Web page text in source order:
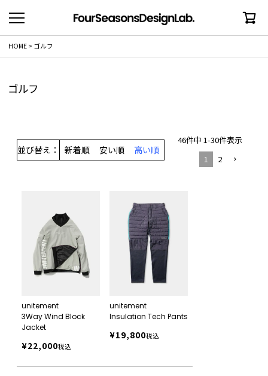
HOME ゴルフ
ゴルフ
並び替え 新着順 安い順 高い順
46件中 1-30件表示
1
2
unitement
3Way Wind Block
Jacket
¥22,000税込
unitement
Insulation Tech Pants
¥19,800税込